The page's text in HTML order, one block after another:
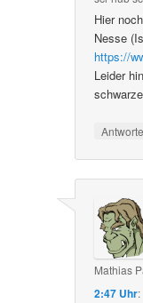
Hier
Nesse
https://
Leider
Mathias
2:47 Uhr: